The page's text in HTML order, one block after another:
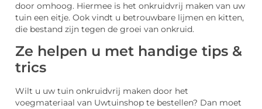
door omhoog. Hiermee is het onkruidvrij maken van uw
tuin een eitje. Ook vindt u betrouwbare lijmen en kitten,
die bestand zijn tegen de groei van onkruid.
Ze helpen u met handige tips &
trics
Wilt u uw tuin onkruidvrij maken door het
voegmateriaal van Uwtuinshop te bestellen? Dan moet